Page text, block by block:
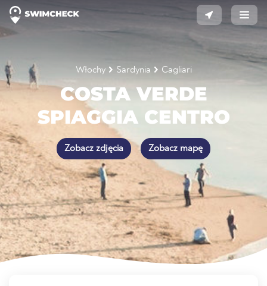
Włochy Sardynia Cagliari
COSTA VERDE
SPIAGGIA CENTRO
Zobacz zdjęcia Zobacz mapę